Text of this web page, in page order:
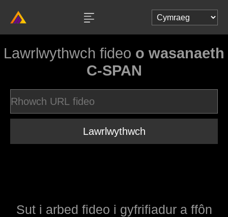
Lawrlwythwch fideo o wasanaeth
C-SPAN
Lawrlwythwch
Sut i arbed fideo i gyfrifiadur a ffôn